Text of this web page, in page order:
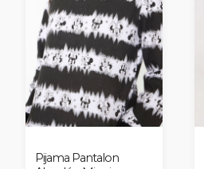
Pijama Pantalon